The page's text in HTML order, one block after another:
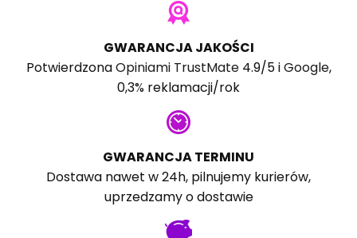
GWARANCJA JAKOŚCI
PotwierdzonaOpiniami TrustMate4.9/5 iGoogle,
0,3% reklamacji/rok
GWARANCJA TERMINU
Dostawa nawet w 24h, pilnujemy kurierów,
uprzedzamy o dostawie